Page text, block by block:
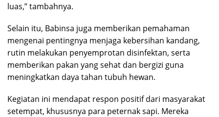
luas,” tambahnya.
Selain itu, Babinsa juga memberikan pemahaman
mengenai pentingnya menjaga kebersihan kandang,
rutin melakukan penyemprotan disinfektan, serta
memberikan pakan yang sehat dan bergizi guna
meningkatkan daya tahan tubuh hewan.
Kegiatan ini mendapat respon positif dari masyarakat
setempat, khususnya para peternak sapi. Mereka